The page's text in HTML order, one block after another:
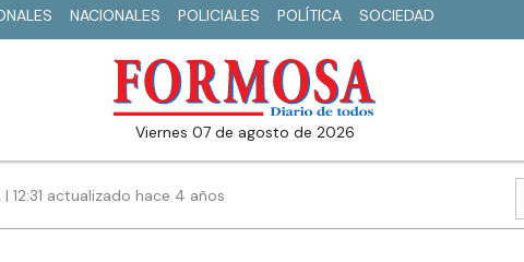
NACIONALES POLICIALES POLÍTICA SOCIEDAD
viernes 07 de agosto de 2026
12:31 actualizado hace 4 años